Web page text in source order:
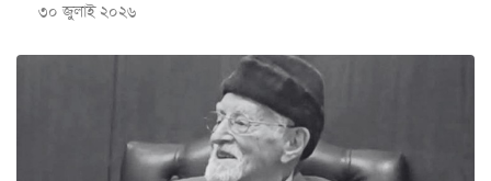
৩০ জুলাই ২০২৬